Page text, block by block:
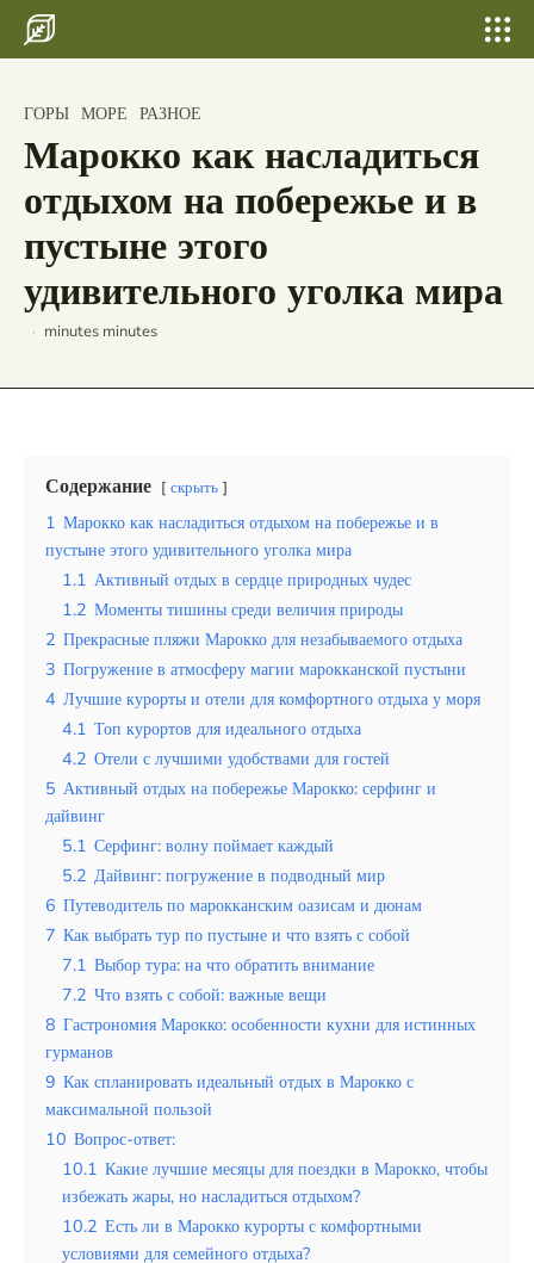
этот город считается одним из самых
гостеприимных в Казахстане для
иностранных гостей»
Шатер для свадьбы и выпускных
Свадьбы
По городам
Страны
Исландия
Лаос
Эквадор
Топ мест отдыха
Анапа
Алтай
Кавказские Минеральные Воды
Калининград
Крым
Сочи
Египет
ОАЭ
Таиланд
Турция
Шри-Ланка
Вид отдыха
ГОРЫ МОРЕ РАЗНОЕ
Марокко как насладиться
отдыхом на побережье и в
пустыне этого
удивительного уголка мира
minutes minutes
Содержание скрыть
1 Марокко как насладиться отдыхом на побережье и в
пустыне этого удивительного уголка мира
1.1 Активный отдых в сердце природных чудес
1.2 Моменты тишины среди величия природы
2 Прекрасные пляжи Марокко для незабываемого отдыха
3 Погружение в атмосферу магии марокканской пустыни
4 Лучшие курорты и отели для комфортного отдыха у моря
4.1 Топ курортов для идеального отдыха
4.2 Отели с лучшими удобствами для гостей
5 Активный отдых на побережье Марокко: серфинг и
дайвинг
5.1 Серфинг: волну поймает каждый
5.2 Дайвинг: погружение в подводный мир
6 Путеводитель по марокканским оазисам и дюнам
7 Как выбрать тур по пустыне и что взять с собой
7.1 Выбор тура: на что обратить внимание
7.2 Что взять с собой: важные вещи
8 Гастрономия Марокко: особенности кухни для истинных
гурманов
9 Как спланировать идеальный отдых в Марокко с
максимальной пользой
10 Вопрос-ответ:
10.1 Какие лучшие месяцы для поездки в Марокко, чтобы
избежать жары, но насладиться отдыхом?
10.2 Есть ли в Марокко курорты с комфортными
условиями для семейного отдыха?